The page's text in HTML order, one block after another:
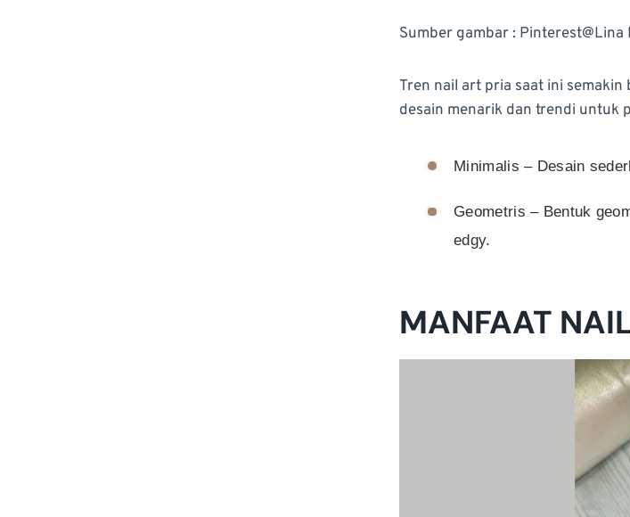
Sumber gambar : Pinterest@Lina
Tren nail art pria saat ini
desain menarik dan trendi untuk
Minimalis – Desain
Geometris – Bentuk
edgy.
MANFAAT